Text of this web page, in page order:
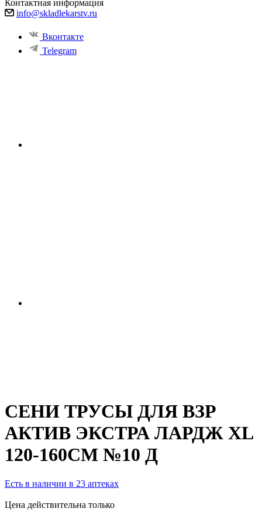
Контактная информация
info@skladlekarstv.ru
Вконтакте
Telegram
СЕНИ ТРУСЫ ДЛЯ ВЗР
АКТИВ ЭКСТРА ЛАРДЖ XL
120-160СМ №10 Д
Есть в наличии в 23 аптеках
Цена действительна только